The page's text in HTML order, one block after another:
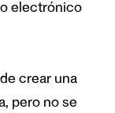
electrónico
crear una
pero no se